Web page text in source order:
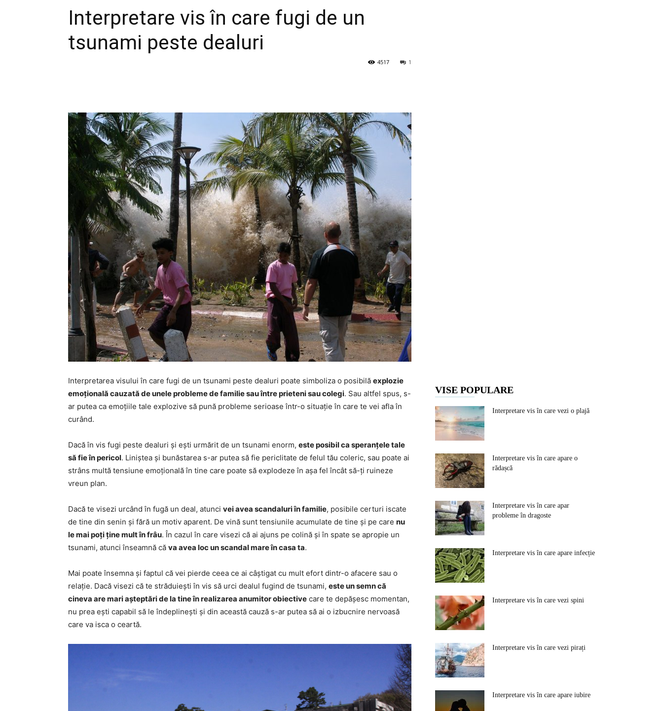
Interpretare vis în care fugi de un
tsunami peste dealuri
1
4517
Interpretarea visului în care fugi de un tsunami peste dealuri poate simboliza o posibilă explozie
emoțională cauzată de unele probleme de familie sau între prieteni sau colegi. Sau altfel spus, s-
ar putea ca emoțiile tale explozive să pună probleme serioase într-o situație în care te vei afla în
curând.
Dacă în vis fugi peste dealuri și ești urmărit de un tsunami enorm, este posibil ca speranțele tale
să fie în pericol. Liniștea și bunăstarea s-ar putea să fie periclitate de felul tău coleric, sau poate ai
strâns multă tensiune emoțională în tine care poate să explodeze în așa fel încât să-ți ruineze
vreun plan.
Dacă te visezi urcând în fugă un deal, atunci vei avea scandaluri în familie, posibile certuri iscate
de tine din senin și fără un motiv aparent. De vină sunt tensiunile acumulate de tine și pe care nu
le mai poți ține mult în frâu. În cazul în care visezi că ai ajuns pe colină și în spate se apropie un
tsunami, atunci înseamnă că va avea loc un scandal mare în casa ta.
Mai poate însemna și faptul că vei pierde ceea ce ai câștigat cu mult efort dintr-o afacere sau o
relație. Dacă visezi că te străduiești în vis să urci dealul fugind de tsunami, este un semn că
cineva are mari așteptări de la tine în realizarea anumitor obiective care te depășesc momentan,
nu prea ești capabil să le îndeplinești și din această cauză s-ar putea să ai o izbucnire nervoasă
care va isca o ceartă.
VISE POPULARE
Interpretare vis în care vezi o plajă
Interpretare vis în care apare o
rădașcă
Interpretare vis în care apar
probleme în dragoste
Interpretare vis în care apare infecție
Interpretare vis în care vezi spini
Interpretare vis în care vezi pirați
Interpretare vis în care apare iubire